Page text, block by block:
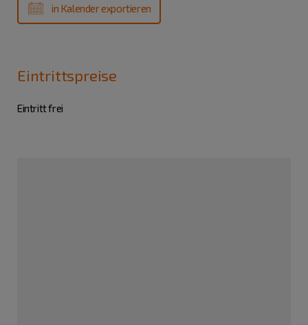
in Kalender exportieren
Eintrittspreise
Eintritt frei